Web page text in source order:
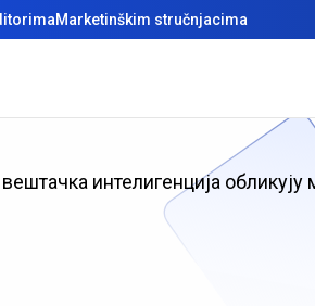
Marketinškim stručnjacima
интелигенција обликују